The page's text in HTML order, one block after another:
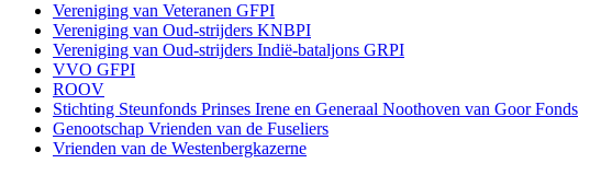
Vereniging van Veteranen GFPI
Vereniging van Oud-strijders KNBPI
Vereniging van Oud-strijders Indië-bataljons GRPI
VVO GFPI
ROOV
Stichting Steunfonds Prinses Irene en Generaal Noothoven van Goor Fonds
Genootschap Vrienden van de Fuseliers
Vrienden van de Westenbergkazerne